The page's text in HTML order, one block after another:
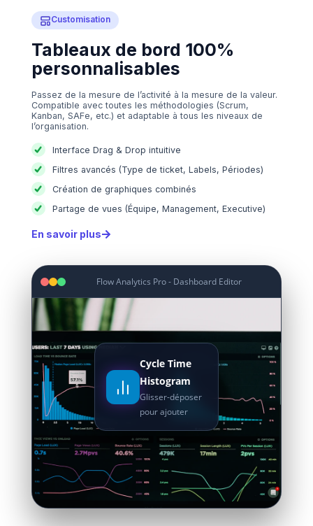
Customisation
Tableaux de bord 100%
personnalisables
Passez de la mesure de l’activité à la mesure de la valeur.
Compatible avec toutes les méthodologies (Scrum,
Kanban, SAFe, etc.) et adaptable à tous les niveaux de
l’organisation.
Interface Drag & Drop intuitive
Filtres avancés (Type de ticket, Labels, Périodes)
Création de graphiques combinés
Partage de vues (Équipe, Management, Executive)
En savoir plus
Flow Analytics Pro - Dashboard Editor
Cycle Time
Histogram
Glisser-déposer
pour ajouter